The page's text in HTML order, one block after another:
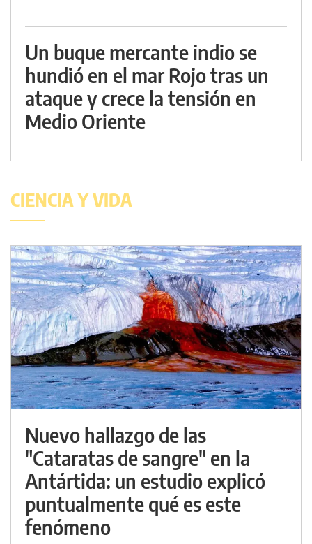
Un buque mercante indio se
hundió en el mar Rojo tras un
ataque y crece la tensión en
Medio Oriente
CIENCIA Y VIDA
Nuevo hallazgo de las
"Cataratas de sangre" en la
Antártida: un estudio explicó
puntualmente qué es este
fenómeno